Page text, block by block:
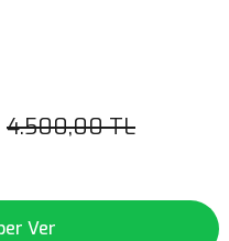
4.500,00 TL
Ver